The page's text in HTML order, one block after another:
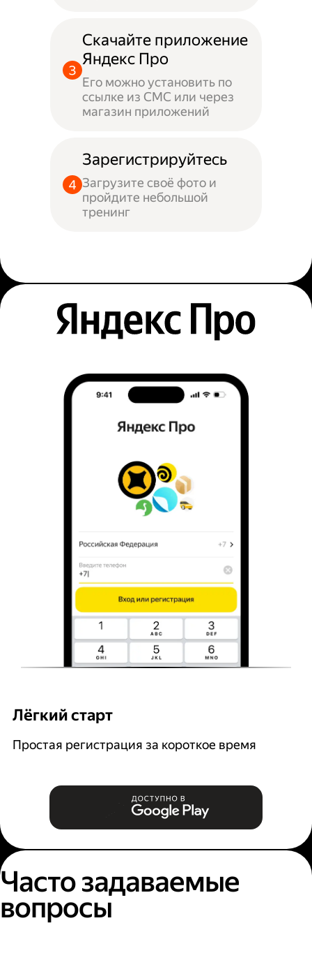
Скачайте приложение
Яндекс Про
Его можно установить по
ссылке из СМС или через
магазин приложений
Зарегистрируйтесь
Загрузите своё фото и
пройдите небольшой
тренинг
Лёгкий старт
Простая регистрация за короткое время
Часто задаваемые
вопросы